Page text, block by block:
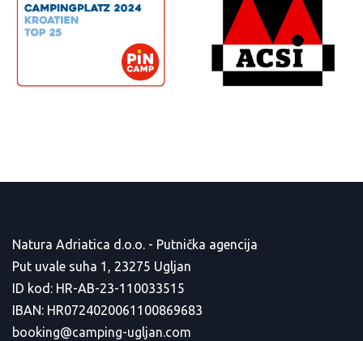
Natura Adriatica d.o.o. - Putnička agencija
Put uvale suha 1, 23275 Ugljan
ID kod: HR-AB-23-110033515
IBAN: HR0724020061100869683
booking@camping-ugljan.com